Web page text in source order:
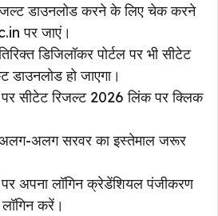
डाउनलोड करने के लिए चेक करने
पर जाएं।
डिजिलॉकर पोर्टल पर भी सीटेट
डाउनलोड हो जाएगा।
सीटेट रिजल्ट 2026 लिंक पर क्लिक
अलग सरवर का इस्तेमाल जरूर
अपना लॉगिन क्रेडेंशियल पंजीकरण
करें।